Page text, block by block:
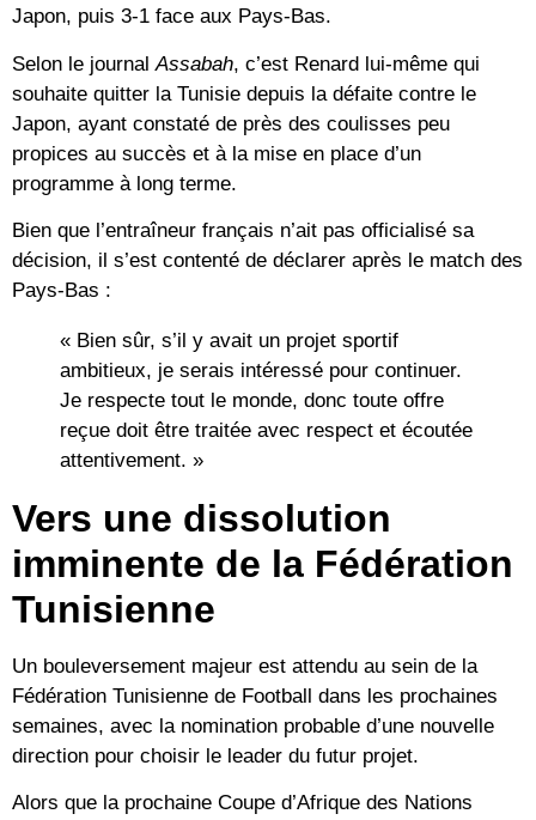
Japon, puis 3-1 face aux Pays-Bas.
Selon le journal Assabah, c’est Renard lui-même qui
souhaite quitter la Tunisie depuis la défaite contre le
Japon, ayant constaté de près des coulisses peu
propices au succès et à la mise en place d’un
programme à long terme.
Bien que l’entraîneur français n’ait pas officialisé sa
décision, il s’est contenté de déclarer après le match des
Pays-Bas :
« Bien sûr, s’il y avait un projet sportif
ambitieux, je serais intéressé pour continuer.
Je respecte tout le monde, donc toute offre
reçue doit être traitée avec respect et écoutée
attentivement. »
Vers une dissolution
imminente de la Fédération
Tunisienne
Un bouleversement majeur est attendu au sein de la
Fédération Tunisienne de Football dans les prochaines
semaines, avec la nomination probable d’une nouvelle
direction pour choisir le leader du futur projet.
Alors que la prochaine Coupe d’Afrique des Nations